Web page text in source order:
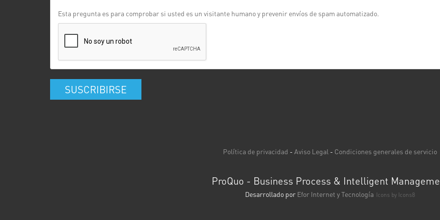
Esta pregunta es para comprobar si usted es un visitante humano y prevenir envíos de spam automatizado.
SUSCRIBIRSE
Política de privacidad - Aviso Legal - Condiciones generales de servicio
ProQuo - Business Process & Intelligent
Desarrollado por Efor Internet y Tecnología Icons by Icons8